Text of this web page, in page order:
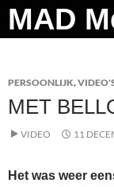
Ga
naar
Zoeken
PERSOONLIJK,
MET
VIDEO 11
Het was weer